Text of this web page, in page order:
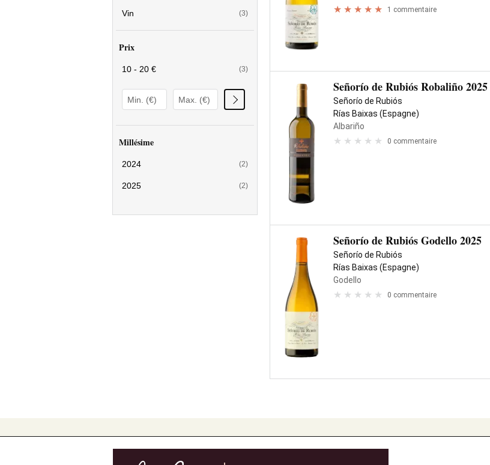
Vin (3)
Prix
10 - 20 € (3)
Millésime
2024 (2)
2025 (2)
1 commentaire
Señorío de Rubiós Robaliño 2025
Señorío de Rubiós
Rías Baixas (Espagne)
Albariño
0 commentaire
Señorío de Rubiós Godello 2025
Señorío de Rubiós
Rías Baixas (Espagne)
Godello
0 commentaire